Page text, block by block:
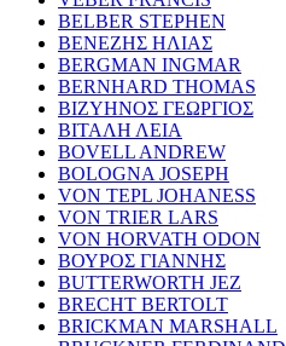
BELBER STEPHEN
ΒΕΝΕΖΗΣ ΗΛΙΑΣ
BERGMAN INGMAR
BERNHARD THOMAS
ΒΙΖΥΗΝΟΣ ΓΕΩΡΓΙΟΣ
ΒΙΤΑΛΗ ΛΕΙΑ
BOVELL ANDREW
BOLOGNA JOSEPH
VON TEPL JOHANESS
VON TRIER LARS
VON HORVATH ODON
ΒΟΥΡΟΣ ΓΙΑΝΝΗΣ
BUTTERWORTH JEZ
BRECHT BERTOLT
BRICKMAN MARSHALL